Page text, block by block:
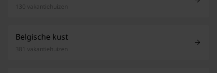
130 vakantiehuizen
Belgische kust
381 vakantiehuizen